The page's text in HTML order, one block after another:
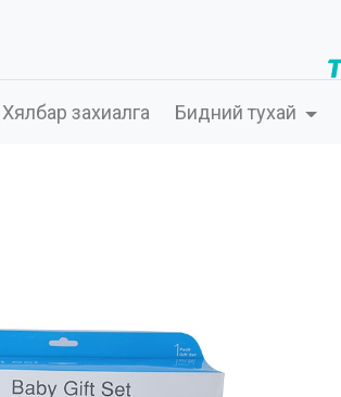
Хялбар захиалга Бидний тухай